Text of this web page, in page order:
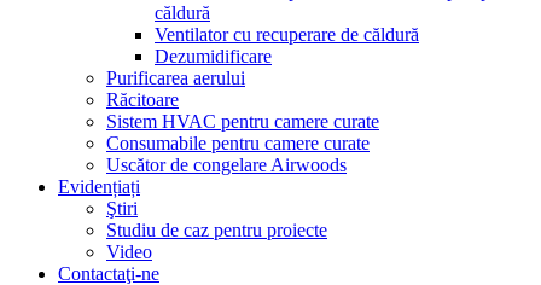
căldură
Ventilator cu recuperare de căldură
Dezumidificare
Purificarea aerului
Răcitoare
Sistem HVAC pentru camere curate
Consumabile pentru camere curate
Uscător de congelare Airwoods
Evidențiați
Ştiri
Studiu de caz pentru proiecte
Video
Contactaţi-ne